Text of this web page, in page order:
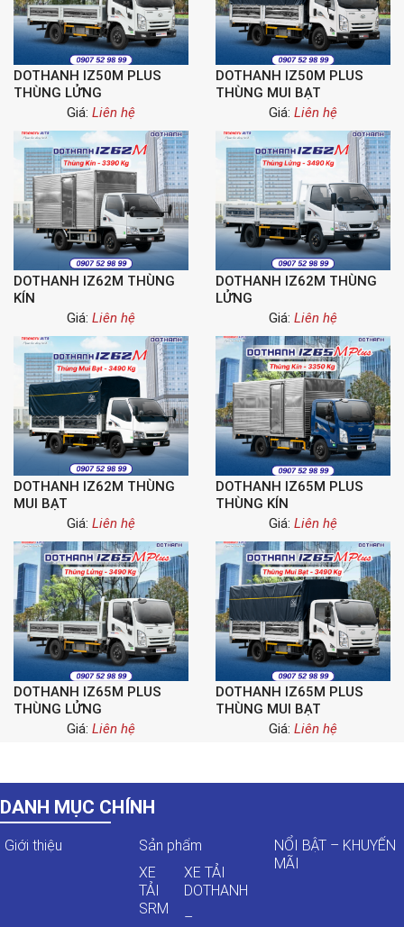
DOTHANH IZ50M PLUS
THÙNG LỬNG
Giá: Liên hệ
DOTHANH IZ50M PLUS
THÙNG MUI BẠT
Giá: Liên hệ
DOTHANH IZ62M THÙNG
KÍN
Giá: Liên hệ
DOTHANH IZ62M THÙNG
LỬNG
Giá: Liên hệ
DOTHANH IZ62M THÙNG
MUI BẠT
Giá: Liên hệ
DOTHANH IZ65M PLUS
THÙNG KÍN
Giá: Liên hệ
DOTHANH IZ65M PLUS
THÙNG LỬNG
Giá: Liên hệ
DOTHANH IZ65M PLUS
THÙNG MUI BẠT
Giá: Liên hệ
DANH MỤC CHÍNH
Giới thiệu
Sản phẩm
XE
TẢI
SRM
XE TẢI
DOTHANH
–
NỔI BẬT – KHUYẾN
MÃI